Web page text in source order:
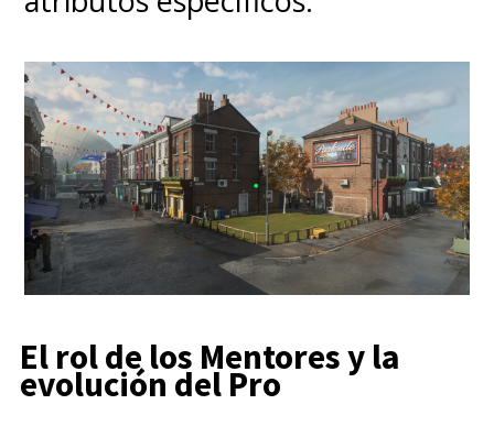
El rol de los Mentores y la
evolución del Pro